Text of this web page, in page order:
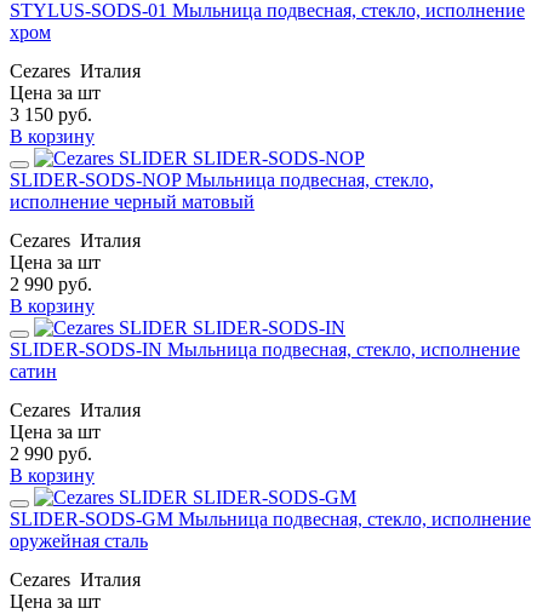
STYLUS-SODS-01 Мыльница подвесная, стекло, исполнение
хром
Cezares Италия
Цена за шт
3 150 руб.
В корзину
SLIDER-SODS-NOP Мыльница подвесная, стекло,
исполнение черный матовый
Cezares Италия
Цена за шт
2 990 руб.
В корзину
SLIDER-SODS-IN Мыльница подвесная, стекло, исполнение
сатин
Cezares Италия
Цена за шт
2 990 руб.
В корзину
SLIDER-SODS-GM Мыльница подвесная, стекло, исполнение
оружейная сталь
Cezares Италия
Цена за шт